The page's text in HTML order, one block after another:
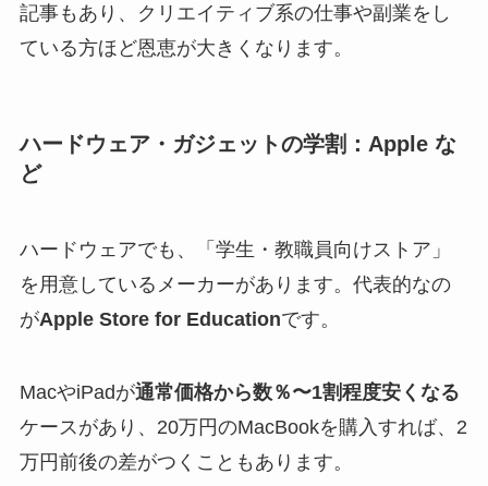
記事もあり、クリエイティブ系の仕事や副業をし
ている方ほど恩恵が大きくなります。
ハードウェア・ガジェットの学割：Apple な
ど
ハードウェアでも、「学生・教職員向けストア」
を用意しているメーカーがあります。代表的なの
がApple Store for Educationです。
MacやiPadが通常価格から数％〜1割程度安くなる
ケースがあり、20万円のMacBookを購入すれば、2
万円前後の差がつくこともあります。